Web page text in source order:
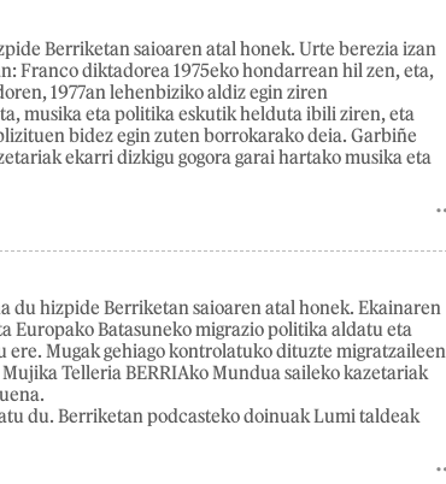
Berriketan saioaren atal honek. Urte berezia izan
Franco diktadorea 1975eko hondarrean hil zen, eta,
1977an lehenbiziko aldiz egin ziren
musika eta politika eskutik helduta ibili ziren, eta
bidez egin zuten borrokarako deia. Garbiñe
ekarri dizkigu gogora garai hartako musika eta
du hizpide Berriketan saioaren atal honek. Ekainaren
Europako Batasuneko migrazio politika aldatu eta
ere. Mugak gehiago kontrolatuko dituzte migratzaileen
Telleria BERRIAko Mundua saileko kazetariak
du. Berriketan podcasteko doinuak Lumi taldeak